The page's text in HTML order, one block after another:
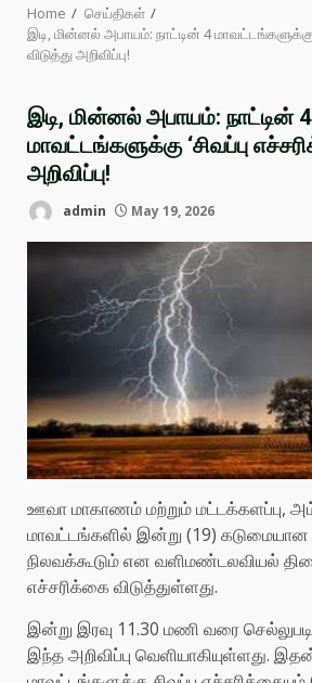
Home
செய்திகள்
இடி, மின்னல் அபாயம்: நாட்டின் 4 மாவட்டங்களுக்கு
விடுத்து அறிவிப்பு!
இடி, மின்னல் அபாயம்: நாட்டின் 4
மாவட்டங்களுக்கு ‘சிவப்பு
அறிவிப்பு!
admin May 19, 2026
ஊவா மாகாணம் மற்றும் மட்டக்களப்பு,
மாவட்டங்களில் இன்று (19)
நிலவக்கூடும் என வளிமண்டலவியல்
எச்சரிக்கை விடுத்துள்ளது.
இன்று இரவு 11.30 மணி வரை
இந்த அறிவிப்பு வெளியாகியுள்ளது.